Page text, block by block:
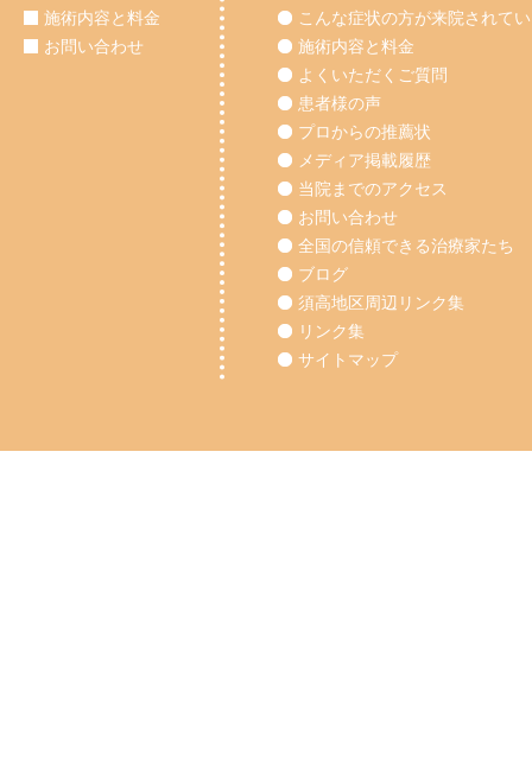
施術内容と料金
お問い合わせ
こんな症状の方が来院されて
施術内容と料金
よくいただくご質問
患者様の声
プロからの推薦状
メディア掲載履歴
当院までのアクセス
お問い合わせ
全国の信頼できる治療家たち
ブログ
須高地区周辺リンク集
リンク集
サイトマップ